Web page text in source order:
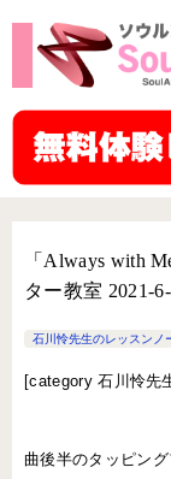
「Always with
ター教室 2021-
石川怜先生のレッスンノ
[category 石川怜先
曲後半のタッピン